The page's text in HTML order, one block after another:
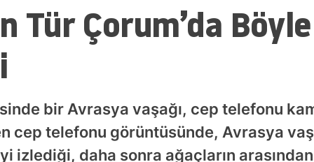
Ankara
Aydın
Balıkesir
Tür Çorum’da Böyle
bir Avrasya vaşağı, cep telefonu
cep telefonu görüntüsünde, Avrasya
izlediği, daha sonra ağaçların